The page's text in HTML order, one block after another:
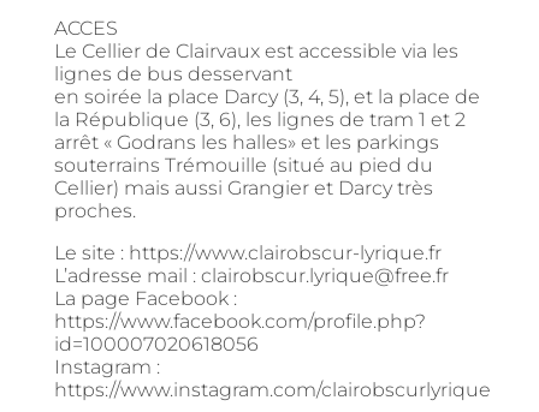
ACCES
Le Cellier de Clairvaux est accessible via les
lignes de bus desservant
en soirée la place Darcy (3, 4, 5), et la place de
la République (3, 6), les lignes de tram 1 et 2
arrêt « Godrans les halles» et les parkings
souterrains Trémouille (situé au pied du
Cellier) mais aussi Grangier et Darcy très
proches.
Le site : https://www.clairobscur-lyrique.fr
L’adresse mail : clairobscur.lyrique@free.fr
La page Facebook :
https://www.facebook.com/profile.php?
id=100007020618056
Instagram :
https://www.instagram.com/clairobscurlyrique